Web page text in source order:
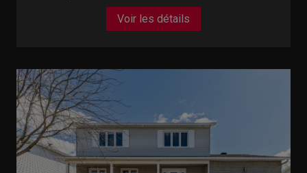
Voir les détails